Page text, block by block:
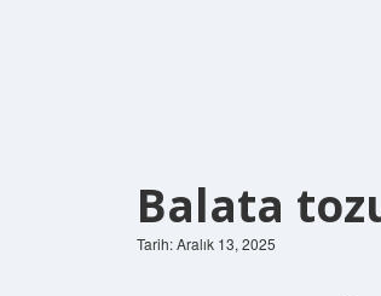
Balata
Tarih: Aralık 13, 2025